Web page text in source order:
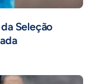
Seleção